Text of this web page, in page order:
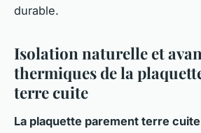
durable.
Isolation naturelle et
thermiques de la
terre cuite
La plaquette parement terre cuite